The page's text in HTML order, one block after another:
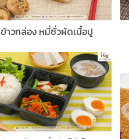
ข้าวกล่อง หมี่ซั่วผัดเนื้อปู